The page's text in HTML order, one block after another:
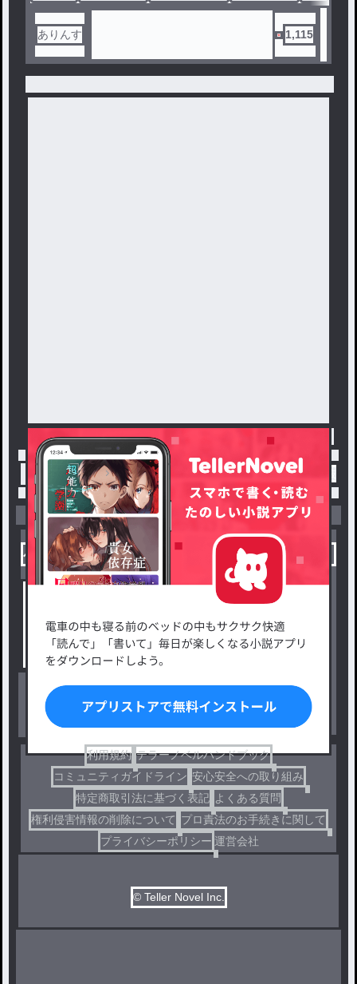
賊や反乱軍が攻めてくる。
どいつもこいつも自分を正義の
味方と信じて疑わない連中に、
ラウルは悪役として立ち向かう
。カクヨムにて７０万PVを突破
ありんす 1,115
トップ 「ありんす」最新作：悪役王子、聖剣を抜く
小説を探す
小説コンテスト応募・公募
出版・メディアミックス作品
ジャンルから探す
恋愛・ロマンス
ファンタジー・異世界・SF
ドラマ
利用規約 テラーノベルハンドブック
コミュニティガイドライン 安心安全への取り組み
特定商取引法に基づく表記 よくある質問
権利侵害情報の削除について プロ責法のお手続きに関して
プライバシーポリシー 運営会社
© Teller Novel Inc.